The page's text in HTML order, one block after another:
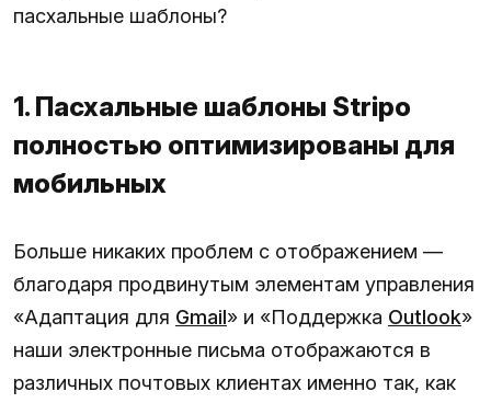
пасхальные шаблоны?
1. Пасхальные шаблоны Stripo
полностью оптимизированы для
мобильных
Больше никаких проблем с отображением —
благодаря продвинутым элементам управления
«Адаптация для Gmail» и «Поддержка Outlook»
наши электронные письма отображаются в
различных почтовых клиентах именно так, как